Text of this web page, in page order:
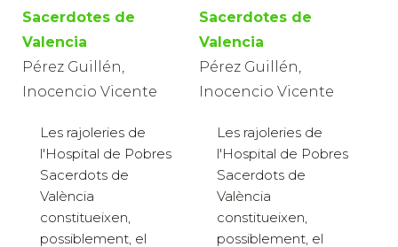
Sacerdotes de
Valencia
Pérez Guillén,
Inocencio Vicente
Les rajoleries de
l'Hospital de Pobres
Sacerdots de
València
constitueixen,
possiblement, el
Sacerdotes de
Valencia
Pérez Guillén,
Inocencio Vicente
Les rajoleries de
l'Hospital de Pobres
Sacerdots de
València
constitueixen,
possiblement, el